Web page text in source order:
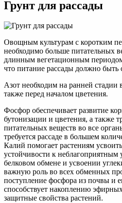
Грунт для рассады
Овощным культурам с коротким
необходимо больше питательных
длинным вегетационным
что питание рассады должно быть
Азот необходим на ранней стадии
также перед началом цветения.
Фосфор обеспечивает развитие
бутонизации и цветения, а также
питательных веществ во все
требуется рассаде в большем
Калий помогает растениям усвоить
устойчивости к неблагоприятным
белковом обмене и усвоении
важную роль во всех обменных
поступление фосфора из почвы и
способствует накоплению
защитные свойства растений.